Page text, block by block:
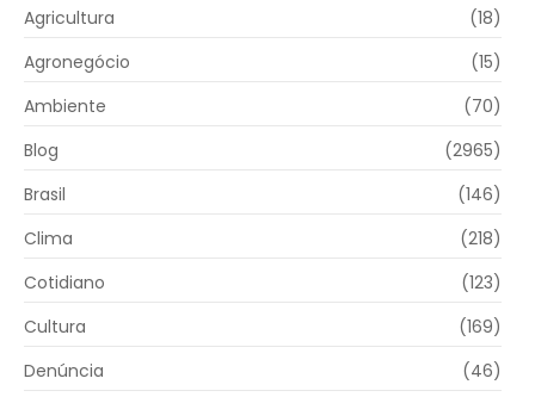
Agricultura
(18)
Agronegócio
(15)
Ambiente
(70)
Blog
(2965)
Brasil
(146)
Clima
(218)
Cotidiano
(123)
Cultura
(169)
Denúncia
(46)